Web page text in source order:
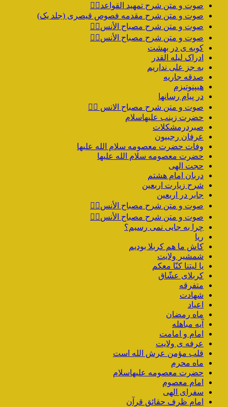
صوت و متن شرح تمهید القواعد۱️⃣
صوت و متن شرح مقدمه فصوص قیصری (جلد یک)
صوت و متن شرح مصباح الأنس۷️⃣
صوت و متن شرح مصباح الأنس۶️⃣
کوبه ی در بهشت
ادراک لیله القدر
به جز علی نداریم
صدقه جاریه
هیپنوتیزم
در پیام رسانها
صوت و متن شرح مصباح الانس ۵️⃣
حضرت زینب علیهاسلام
صبردرمشکلات
عرفان رجبیون
وفات حضرت معصومه سلام الله علیها
حضرت معصومه سلام الله علیها
حجت الهی
دربان امام هشتم
شرح زیارت اربعین
جابر در اربعین
صوت و متن شرح مصباح الأنس۴️⃣
صوت و متن شرح مصباح الأنس۳️⃣
چرا به جایی نمی رسیم؟
ریا
کاش ما هم کربلا بودیم
شمشیر ولایت
یا لیتنا کنّا معکم
کربلای عشّاق
متفرقه
شهادت
اعیاد
ماه رمضان
آیه مباهله
امام و امامت
عرفه ی ولایت
قلب مؤمن عرش الله است
ماه محرم
حضرت معصومه علیهاسلام
امام معصوم
سفرای الهی
امام ظرف حقائق قرآن